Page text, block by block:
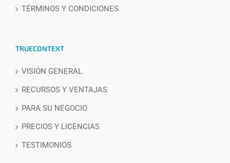
TÉRMINOS Y CONDICIONES
TRUECONTEXT
VISIÓN GENERAL
RECURSOS Y VENTAJAS
PARA SU NEGOCIO
PRECIOS Y LICENCIAS
TESTIMONIOS